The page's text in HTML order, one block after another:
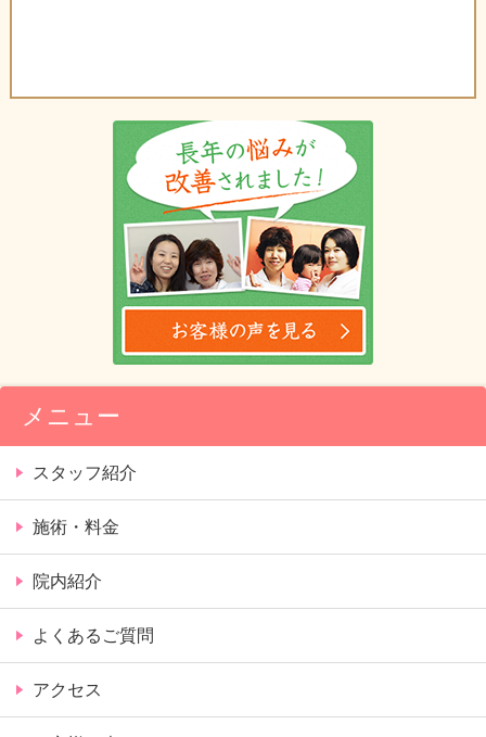
メニュー
スタッフ紹介
施術・料金
院内紹介
よくあるご質問
アクセス